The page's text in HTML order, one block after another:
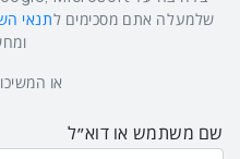
שלמעלה אתם מסכימים לתנאי
או
שם משתמש או דוא״ל